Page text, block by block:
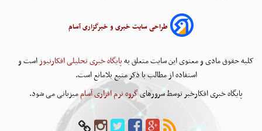
طراحی سایت خبری و خبرگزاری آسام
کلیه حقوق مادی و معنوی این سایت متعلق بهپایگاه خبری تحلیلی افکارنیوزاست و
استفاده از مطالب با ذکر منبع بلامانع است.
پایگاه خبری افکارخبر توسط سرورهایگروه نرم افزاری آساممیزبانی می شود.